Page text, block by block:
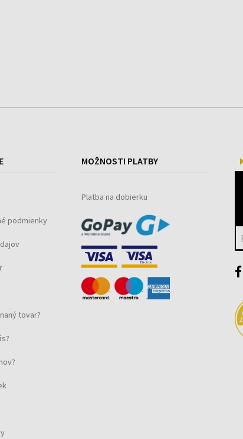
podmienky
tovar?
MOŽNOSTI PLATBY
Platba na dobierku